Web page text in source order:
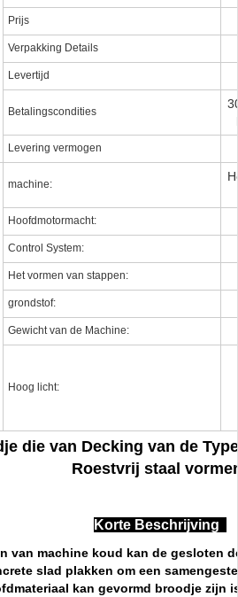
Prijs
Verpakking Details
Levertijd
Betalingscondities
Levering vermogen
machine:
Hoofdmotormacht:
Control System:
Het vormen van stappen:
grondstof:
Gewicht van de Machine:
Hoog licht:
die van Decking van de
Roestvrij staal
Korte Beschrijving
van machine koud kan de gesloten
slad plakken om een
kan gevormd broodje zijn